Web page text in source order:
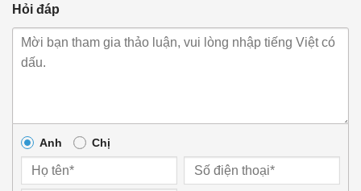
Hỏi đáp
Anh Chị